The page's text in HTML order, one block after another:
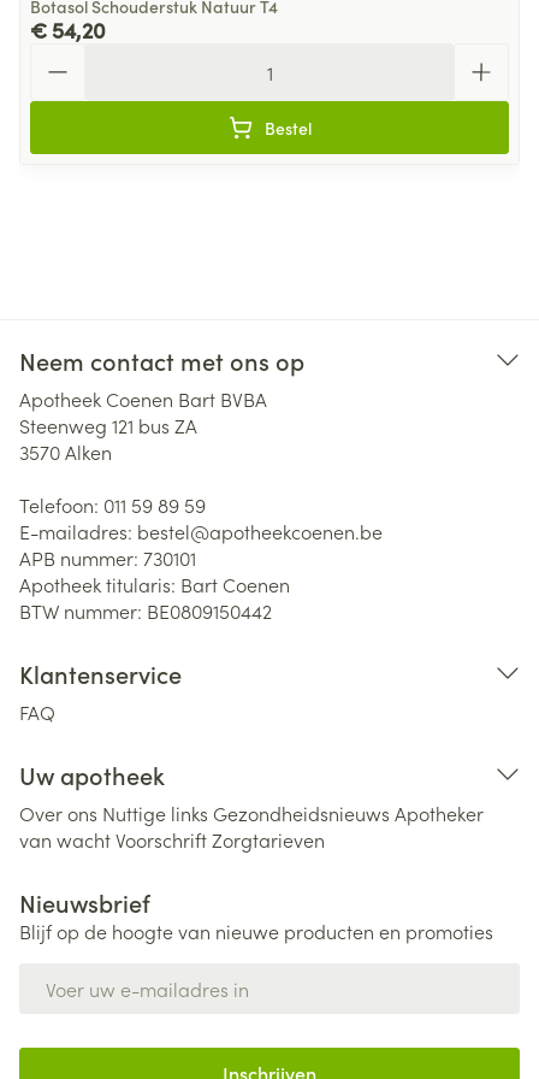
Botasol Schouderstuk Natuur T4
€ 54,20
Bestel
Neem contact met ons op
Apotheek Coenen Bart BVBA
Steenweg 121 bus ZA
3570Alken
Telefoon: 011 59 89 59
E-mailadres: bestel@apotheekcoenen.be
APB nummer: 730101
Apotheek titularis: Bart Coenen
BTW nummer: BE0809150442
Klantenservice
FAQ
Uw apotheek
Over ons Nuttige links Gezondheidsnieuws Apotheker
van wachtVoorschriftZorgtarieven
Nieuwsbrief
Blijf op de hoogte van nieuwe producten en promoties
Inschrijven